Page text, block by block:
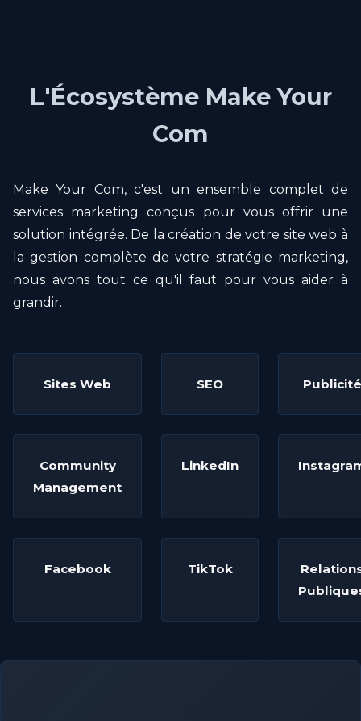
L'Écosystème Make Your
Com
Make Your Com, c'est un ensemble complet de
services marketing conçus pour vous offrir une
solution intégrée. De la création de votre site web à
la gestion complète de votre stratégie marketing,
nous avons tout ce qu'il faut pour vous aider à
grandir.
Sites Web SEO Publicité
Community
Management
LinkedIn
Facebook TikTok